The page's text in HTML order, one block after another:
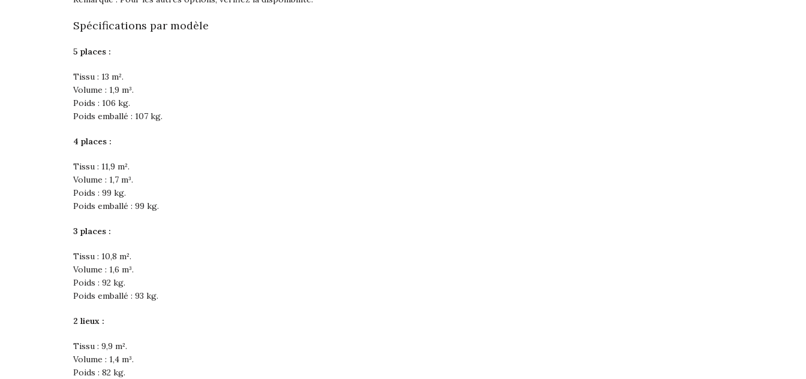
Spécifications par modèle
5 places :
Tissu : 13 m².
Volume : 1,9 m³.
Poids : 106 kg.
Poids emballé : 107 kg.
4 places :
Tissu : 11,9 m².
Volume : 1,7 m³.
Poids : 99 kg.
Poids emballé : 99 kg.
3 places :
Tissu : 10,8 m².
Volume : 1,6 m³.
Poids : 92 kg.
Poids emballé : 93 kg.
2 lieux :
Tissu : 9,9 m².
Volume : 1,4 m³.
Poids : 82 kg.